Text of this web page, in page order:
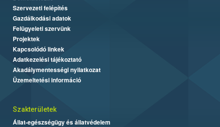
Szervezeti felépítés
Gazdálkodási adatok
Felügyeleti szervünk
Projektek
Kapcsolódó linkek
Adatkezelési tájékoztató
Akadálymentességi nyilatkozat
Üzemeltetési információ
Szakterületek
Állat-egészségügy és állatvédelem